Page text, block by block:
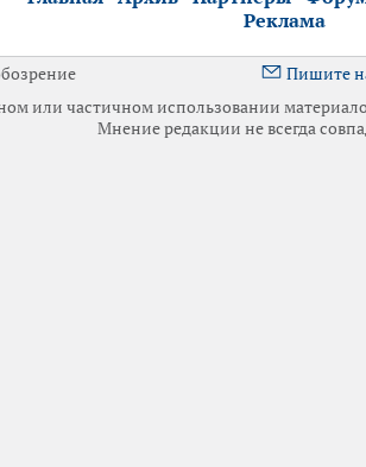
Реклама
Пишите
или частичном использовании
Мнение редакции не всегда